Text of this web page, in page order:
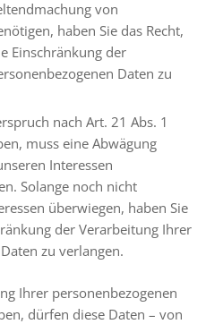
von
haben Sie das Recht,
Einschränkung der
Daten zu
nach Art. 21 Abs. 1
muss eine Abwägung
Interessen
Solange noch nicht
überwiegen, haben Sie
der Verarbeitung Ihrer
zu verlangen.
Ihrer personenbezogenen
dürfen diese Daten – von